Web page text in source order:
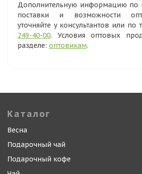
Дополнительную информацию по
поставки и возможности
уточняйте у консультантов или по
249-40-00. Условия оптовых
разделе: оптовикам.
Каталог
Весна
Подарочный чай
Подарочный кофе